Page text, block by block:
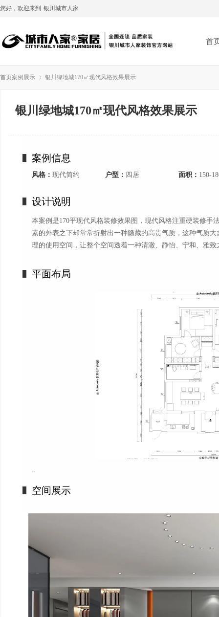
您好，欢迎来到 银川城市人家
首
首页案例展示 银川绿地城170㎡现代风格效果展示
银川绿地城170㎡现代风格效果展示
案例信息
风格： 现代简约 户型： 四居 面积： 150-
设计说明
本案例是170平现代风格装修效果图，现代风格注重硬装修
素的外表之下却常常折射出一种隐藏的高贵气质，这种气质
理的使用空间，让整个空间透着一种清澈、静怡、宁和、雅致
平面布局
``
空间展示